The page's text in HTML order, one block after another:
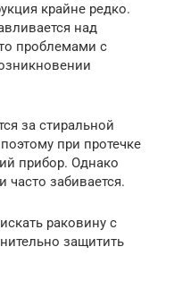
крайне редко.
над
проблемами с
за стиральной
при протечке
прибор. Однако
часто забивается.
раковину с
защитить